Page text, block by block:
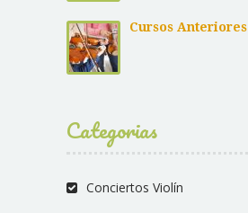
Cursos Anteriores
Categorias
Conciertos Violín